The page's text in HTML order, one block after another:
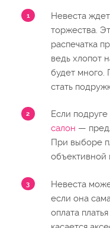
Невеста
торжества.
распечатка
ведь хлопот
будет много.
стать
Если
салон —
При выборе
объективной
Невеста
если она
оплата